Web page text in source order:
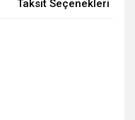
Taksit Seçenekleri